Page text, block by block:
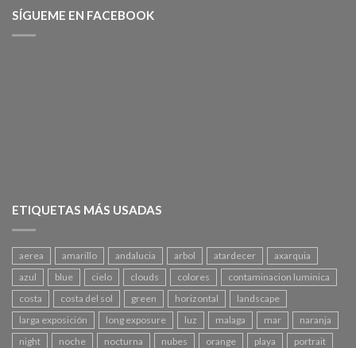
SÍGUEME EN FACEBOOK
ETIQUETAS MÁS USADAS
aerea amarillo andalucia arbol atardecer
axarquia
azul
blue cielo clouds colores
contaminacion luminica
costa
costa del sol green horizontal
landscape
larga exposición
long exposure luz malaga mar
naranja
night
noche nocturna nubes orange playa
portrait